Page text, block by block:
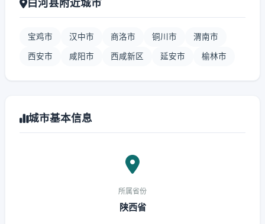
白河县附近城市
宝鸡市 汉中市 商洛市 铜川市 渭南市
西安市 咸阳市 西咸新区 延安市 榆林市
城市基本信息
所属省份
陕西省